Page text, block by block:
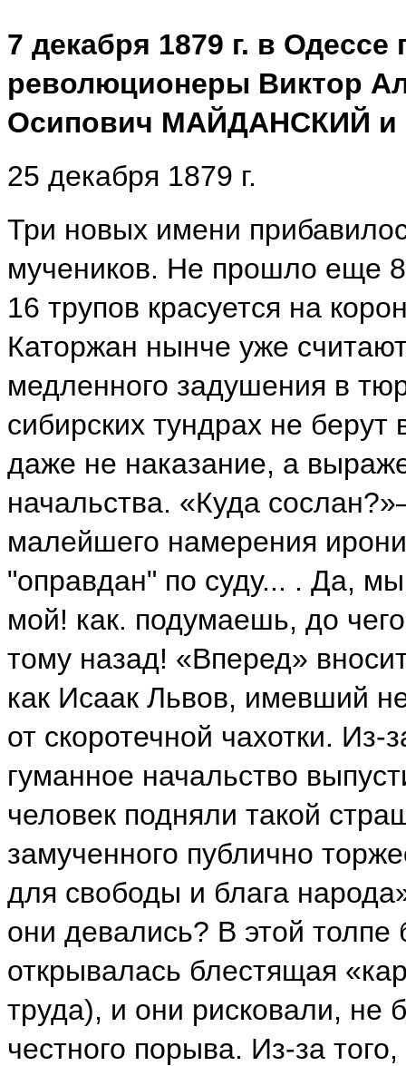
7 декабря 1879 г. в
революционеры Виктор
Осипович МАЙДАНСКИЙ и
25 декабря 1879 г.
Три новых имени
мучеников. Не прошло еще
16 трупов красуется на
Каторжан нынче уже
медленного задушения в
сибирских тундрах не
даже не наказание, а
начальства. «Куда
малейшего намерения
"оправдан" по суду... . Да,
мой! как. подумаешь, до
тому назад! «Вперед»
как Исаак Львов, имевший
от скоротечной чахотки.
гуманное начальство
человек подняли такой
замученного публично
для свободы и блага
они девались? В этой
открывалась блестящая
труда), и они рисковали, не
честного порыва. Из-за